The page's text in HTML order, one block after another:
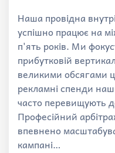
Наша провідна
успішно працює на
п'ять років. Ми
прибутковій
великими обсягами
рекламні спенди
часто перевищують
Професійний
впевнено
кампані…